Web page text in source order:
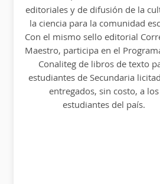
la ciencia para la comunidad
Con el mismo sello editorial
Maestro, participa en el
Conaliteg de libros de texto
estudiantes de Secundaria
entregados, sin costo, a los
estudiantes del país.
editoriales y de difusión de la
la ciencia para la comunidad
Con el mismo sello editorial
Maestro, participa en el
Conaliteg de libros de texto
estudiantes de Secundaria
entregados, sin costo, a los
estudiantes del país.